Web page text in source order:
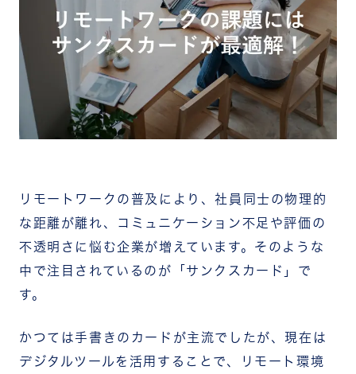
リモートワークの普及により、社員同士の物理的
な距離が離れ、コミュニケーション不足や評価の
不透明さに悩む企業が増えています。そのような
中で注目されているのが「サンクスカード」で
す。
かつては手書きのカードが主流でしたが、現在は
デジタルツールを活用することで、リモート環境